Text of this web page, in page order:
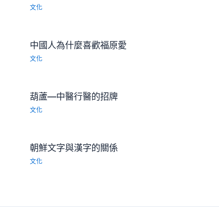
文化
中國人為什麼喜歡福原愛
文化
葫蘆—中醫行醫的招牌
文化
朝鮮文字與漢字的關係
文化